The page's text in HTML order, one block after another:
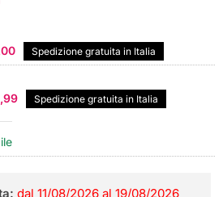
Il
prezzo
è:
Spedizione gratuita in Italia
Il
Spedizione gratuita in Italia
dal 11/08/2026 al 19/08/2026